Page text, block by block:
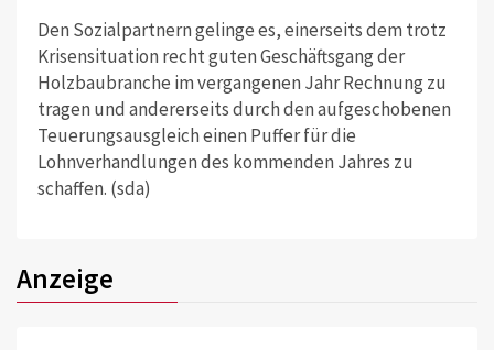
Den Sozialpartnern gelinge es, einerseits dem trotz
Krisensituation recht guten Geschäftsgang der
Holzbaubranche im vergangenen Jahr Rechnung zu
tragen und andererseits durch den aufgeschobenen
Teuerungsausgleich einen Puffer für die
Lohnverhandlungen des kommenden Jahres zu
schaffen. (sda)
Anzeige